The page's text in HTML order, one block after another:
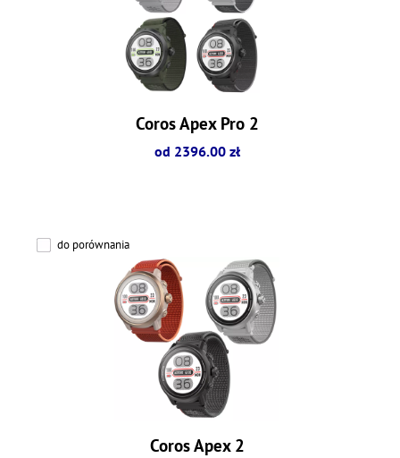
Coros Apex Pro 2
od 2396.00 zł
do porównania
Coros Apex 2